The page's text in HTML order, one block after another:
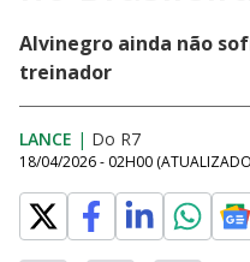
Alvinegro ainda não
treinador
LANCE | Do R7
18/04/2026 - 02H00